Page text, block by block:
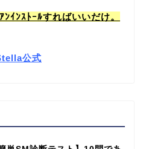
ｲﾝｽﾄｰﾙすればいいだけ。
公式